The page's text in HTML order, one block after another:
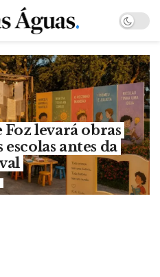
levará obras
antes da